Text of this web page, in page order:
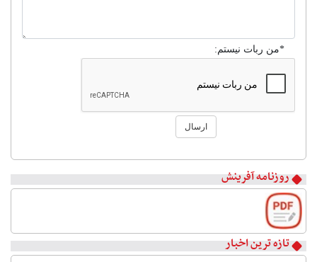
*من ربات نیستم:
ارسال
روزنامه آفرینش
۲
۳
۴
۵
۶
۷
۸
تازه ترین اخبار